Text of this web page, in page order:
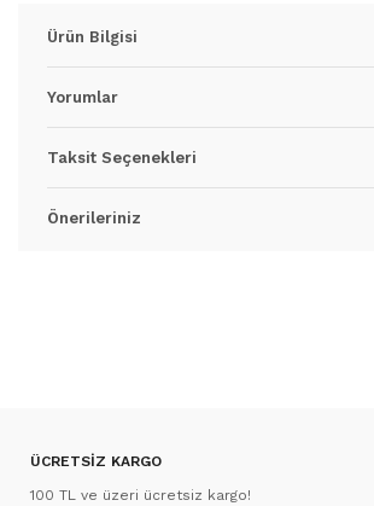
Ürün Bilgisi
Yorumlar
Taksit Seçenekleri
Önerileriniz
ÜCRETSİZ KARGO
100 TL ve üzeri ücretsiz kargo!